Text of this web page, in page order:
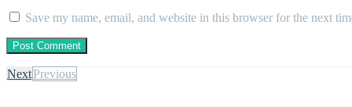
Save my name, email, and website in this browser for the next
NextPrevious